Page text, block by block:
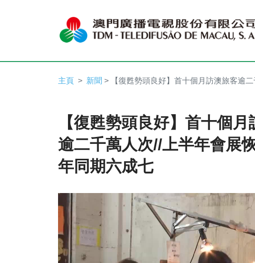
主頁 新聞 > 【復甦勢頭良好】首十個月訪澳旅客逾
【復甦勢頭良好】首十個
逾二千萬人次//上半年會展
年同期六成七
Video
Player